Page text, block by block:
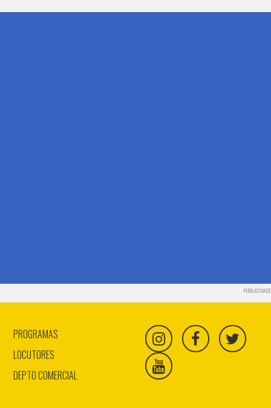
PUBLICIDADE
PROGRAMAS
LOCUTORES
DEPTO COMERCIAL